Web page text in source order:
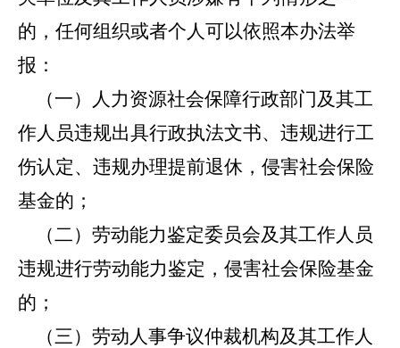
的，任何组织或者个人可以依照本办法举
报：
（一）人力资源社会保障行政部门及其工
作人员违规出具行政执法文书、违规进行工
伤认定、违规办理提前退休，侵害社会保险
基金的；
（二）劳动能力鉴定委员会及其工作人员
违规进行劳动能力鉴定，侵害社会保险基金
的；
（三）劳动人事争议仲裁机构及其工作人